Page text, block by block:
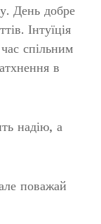
День добре
Інтуїція
спільним
в
надію, а
поважай